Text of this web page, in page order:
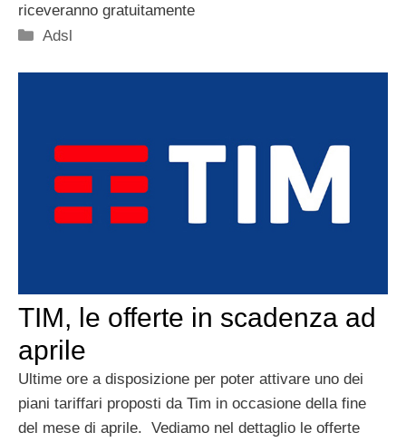
riceveranno gratuitamente
Categorie
Adsl
TIM, le offerte in scadenza ad
aprile
Ultime ore a disposizione per poter attivare uno dei
piani tariffari proposti da Tim in occasione della fine
del mese di aprile. Vediamo nel dettaglio le offerte